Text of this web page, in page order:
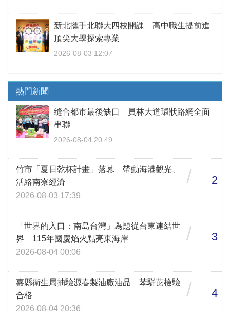
新北攜手北聯大四校開課 高中職生提前進
頂尖大學探索專業
2026-08-03 12:07
熱門新聞
縫合都市最後缺口 員林大道環狀路網全面
串聯
2026-08-04 20:49
竹市「夏日乾杯計畫」落幕 帶動海港觀光、
活絡南寮經濟
2026-08-03 17:39
/ 2
「世界的入口：南島台灣」為題從台東連結世
界 115年國慶焰火點亮東海岸
2026-08-04 00:06
/ 3
嘉縣衛生局抽驗源春製油廠油品 苯駢芘檢驗
合格
2026-08-04 20:36
/ 4